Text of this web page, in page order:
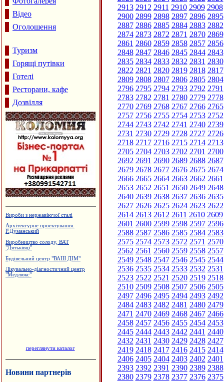
Відео
Оголошення
Туризм
Горящі путівки
Готелі
Ресторани, кафе
Дозвілля
Вироби з нержавіючої сталі
Архітектурне проектування.
Р.Думанський
Виробництво солоду, ВАТ
"Дятьківці"
Будівельний центр "ВАШ ДІМ"
Лікувально-діагностичний центр
"Медлюкс"
переглянути каталог
Новини партнерів
2913 2912 2911 2910 2909 2908
2900 2899 2898 2897 2896 2895
2887 2886 2885 2884 2883 2882
2874 2873 2872 2871 2870 2869
2861 2860 2859 2858 2857 2856
2848 2847 2846 2845 2844 2843
2835 2834 2833 2832 2831 2830
2822 2821 2820 2819 2818 2817
2809 2808 2807 2806 2805 2804
2796 2795 2794 2793 2792 2791
2783 2782 2781 2780 2779 2778
2770 2769 2768 2767 2766 2765
2757 2756 2755 2754 2753 2752
2744 2743 2742 2741 2740 2739
2731 2730 2729 2728 2727 2726
2718 2717 2716 2715 2714 2713
2705 2704 2703 2702 2701 2700
2692 2691 2690 2689 2688 2687
2679 2678 2677 2676 2675 2674
2666 2665 2664 2663 2662 2661
2653 2652 2651 2650 2649 2648
2640 2639 2638 2637 2636 2635
2627 2626 2625 2624 2623 2622
2614 2613 2612 2611 2610 2609
2601 2600 2599 2598 2597 2596
2588 2587 2586 2585 2584 2583
2575 2574 2573 2572 2571 2570
2562 2561 2560 2559 2558 2557
2549 2548 2547 2546 2545 2544
2536 2535 2534 2533 2532 2531
2523 2522 2521 2520 2519 2518
2510 2509 2508 2507 2506 2505
2497 2496 2495 2494 2493 2492
2484 2483 2482 2481 2480 2479
2471 2470 2469 2468 2467 2466
2458 2457 2456 2455 2454 2453
2445 2444 2443 2442 2441 2440
2432 2431 2430 2429 2428 2427
2419 2418 2417 2416 2415 2414
2406 2405 2404 2403 2402 2401
2393 2392 2391 2390 2389 2388
2380 2379 2378 2377 2376 2375